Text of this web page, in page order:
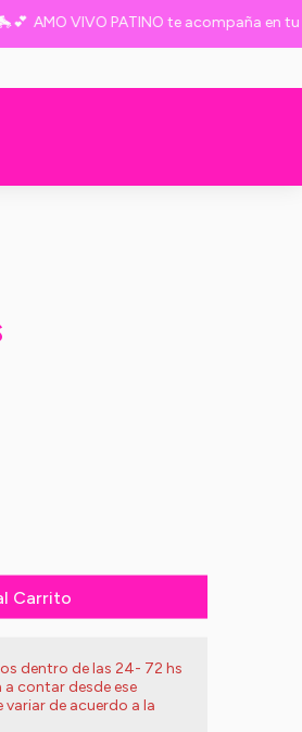
AMO VIVO PATINO te acompaña en tu
Carrito
dentro de las 24- 72 hs
a contar desde ese
de acuerdo a la